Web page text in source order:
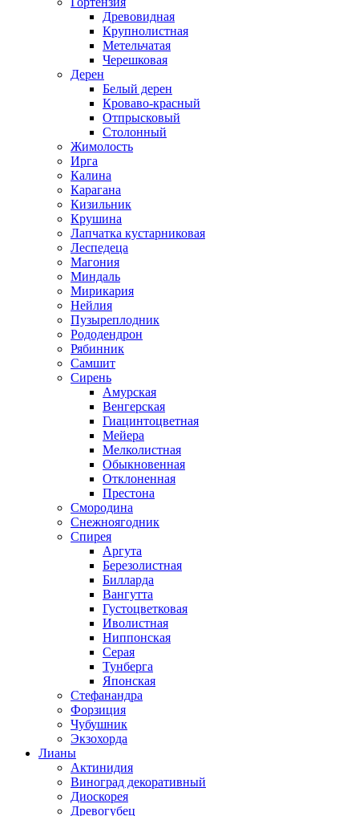
Древовидная
Крупнолистная
Метельчатая
Черешковая
Дерен
Белый дерен
Кроваво-красный
Отпрысковый
Столонный
Жимолость
Ирга
Калина
Карагана
Кизильник
Крушина
Лапчатка кустарниковая
Леспедеца
Магония
Миндаль
Мирикария
Нейлия
Пузыреплодник
Рододендрон
Рябинник
Самшит
Сирень
Амурская
Венгерская
Гиацинтоцветная
Мейера
Мелколистная
Обыкновенная
Отклоненная
Престона
Смородина
Снежноягодник
Спирея
Аргута
Березолистная
Билларда
Вангутта
Густоцветковая
Иволистная
Ниппонская
Серая
Тунберга
Японская
Стефанандра
Форзиция
Чубушник
Экзохорда
Лианы
Актинидия
Виноград декоративный
Диоскорея
Древогубец